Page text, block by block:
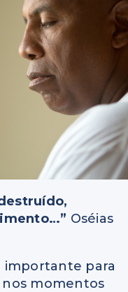
Oséias
importante para
momentos